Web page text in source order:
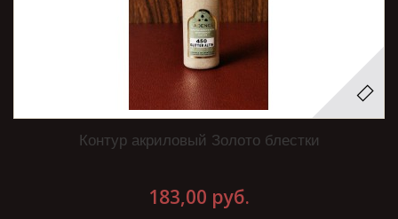
Контур акриловый Золото блестки
183,00 руб.